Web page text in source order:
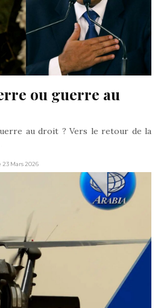
ou guerre au
au droit ? Vers le retour de la
23 Mars 2026